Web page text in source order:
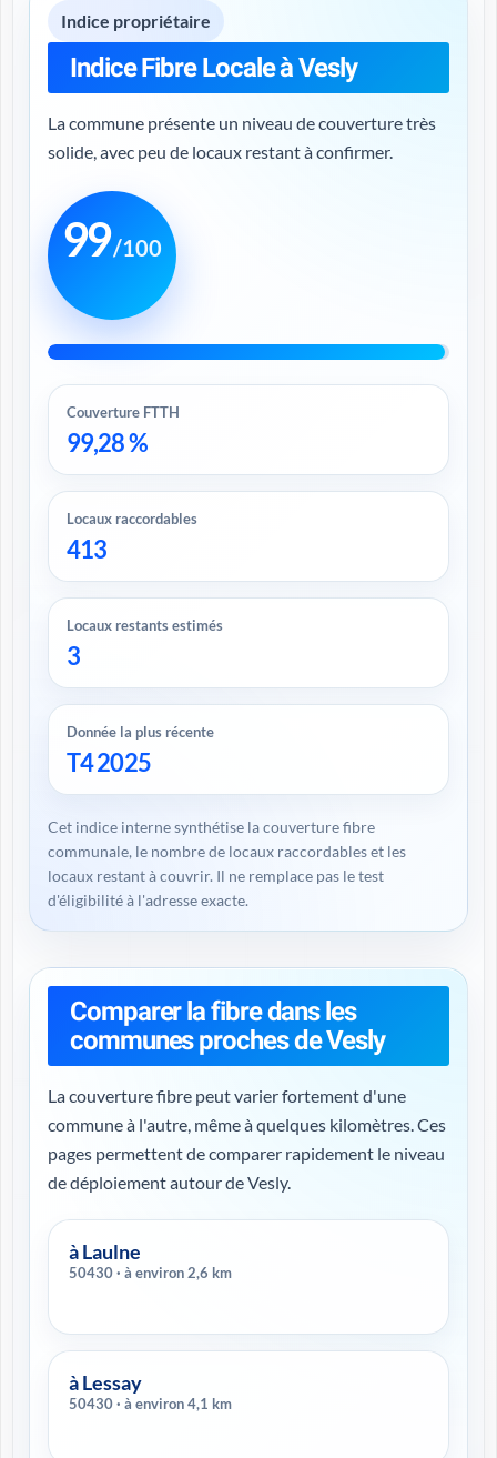
Indice propriétaire
Indice Fibre Locale à Vesly
La commune présente un niveau de couverture très
solide, avec peu de locaux restant à confirmer.
99/100
Couverture FTTH
99,28 %
Locaux raccordables
413
Locaux restants estimés
3
Donnée la plus récente
T4 2025
Cet indice interne synthétise la couverture fibre
communale, le nombre de locaux raccordables et les
locaux restant à couvrir. Il ne remplace pas le test
d'éligibilité à l'adresse exacte.
Comparer la fibre dans les
communes proches de Vesly
La couverture fibre peut varier fortement d'une
commune à l'autre, même à quelques kilomètres. Ces
pages permettent de comparer rapidement le niveau
de déploiement autour de Vesly.
à Laulne
50430 · à environ 2,6 km
à Lessay
50430 · à environ 4,1 km